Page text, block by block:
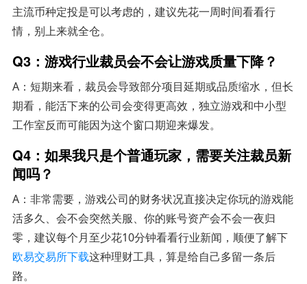
主流币种定投是可以考虑的，建议先花一周时间看看行
情，别上来就全仓。
Q3：游戏行业裁员会不会让游戏质量下降？
A：短期来看，裁员会导致部分项目延期或品质缩水，但长
期看，能活下来的公司会变得更高效，独立游戏和中小型
工作室反而可能因为这个窗口期迎来爆发。
Q4：如果我只是个普通玩家，需要关注裁员新
闻吗？
A：非常需要，游戏公司的财务状况直接决定你玩的游戏能
活多久、会不会突然关服、你的账号资产会不会一夜归
零，建议每个月至少花10分钟看看行业新闻，顺便了解下
欧易交易所下载这种理财工具，算是给自己多留一条后
路。